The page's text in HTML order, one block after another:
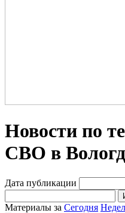
Новости по
СВО в
Дата публикации
Материалы за Сегодня